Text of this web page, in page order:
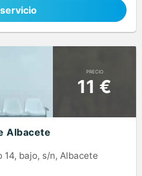
PRECIO
11 €
Albacete
bajo, s/n, Albacete